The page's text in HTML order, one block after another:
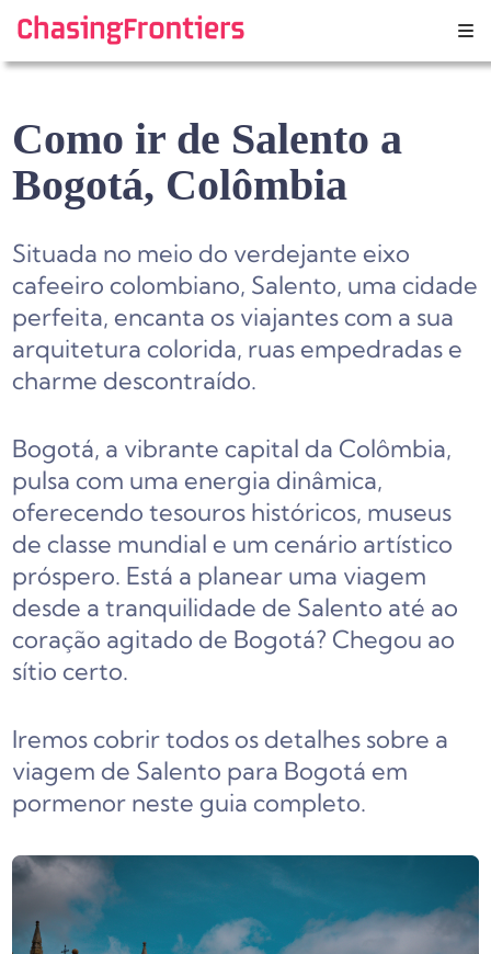
content
Como ir de Salento a
Bogotá, Colômbia
Situada no meio do verdejante eixo
cafeeiro colombiano, Salento, uma cidade
perfeita, encanta os viajantes com a sua
arquitetura colorida, ruas empedradas e
charme descontraído.
Bogotá, a vibrante capital da Colômbia,
pulsa com uma energia dinâmica,
oferecendo tesouros históricos, museus
de classe mundial e um cenário artístico
próspero. Está a planear uma viagem
desde a tranquilidade de Salento até ao
coração agitado de Bogotá? Chegou ao
sítio certo.
Iremos cobrir todos os detalhes sobre a
viagem de Salento para Bogotá em
pormenor neste guia completo.